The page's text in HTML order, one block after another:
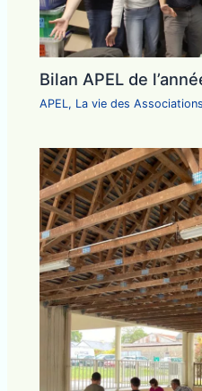
Bilan APEL de
APEL , La vie des Associations